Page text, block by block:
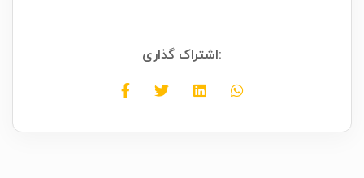
اشتراک گذاری: